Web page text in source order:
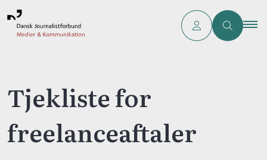
Tjekliste for
freelanceaftaler